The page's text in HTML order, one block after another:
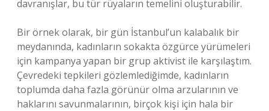
davranışlar, bu tür rüyaların temelini oluşturabilir.
Bir örnek olarak, bir gün İstanbul’un kalabalık bir
meydanında, kadınların sokakta özgürce yürümeleri
için kampanya yapan bir grup aktivist ile karşılaştım.
Çevredeki tepkileri gözlemlediğimde, kadınların
toplumda daha fazla görünür olma arzularının ve
haklarını savunmalarının, birçok kişi için hala bir